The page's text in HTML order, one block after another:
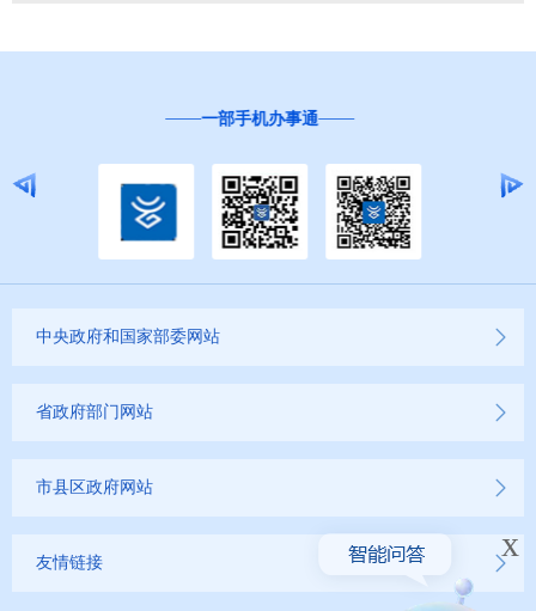
“互联网+督查”
中央政府和国家部委网站
省政府部门网站
市县区政府网站
友情链接 x